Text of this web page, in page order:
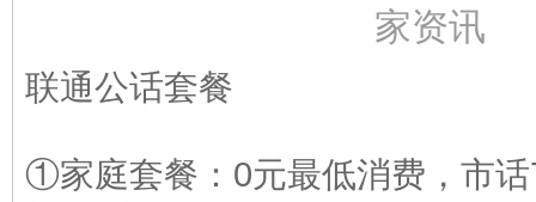
家资讯
联通公话套餐
①家庭套餐：0元最低消费，市